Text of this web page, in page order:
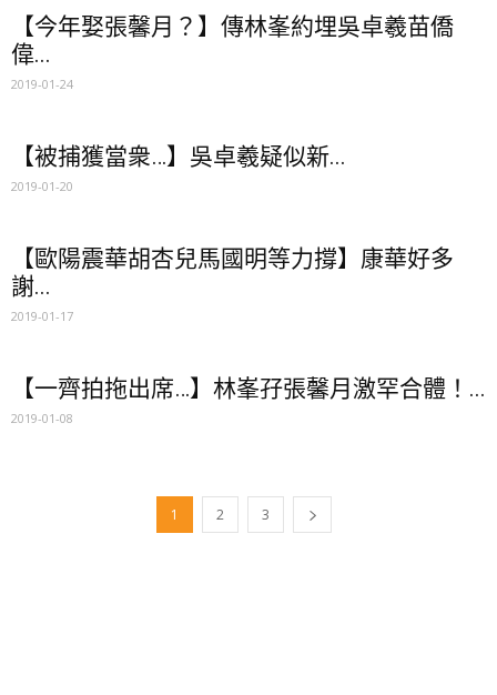
【今年娶張馨月？】傳林峯約埋吳卓羲苗僑
偉...
2019-01-24
【被捕獲當衆…】吳卓羲疑似新...
2019-01-20
【歐陽震華胡杏兒馬國明等力撐】康華好多
謝...
2019-01-17
【一齊拍拖出席…】林峯孖張馨月激罕合體！...
2019-01-08
1 2 3